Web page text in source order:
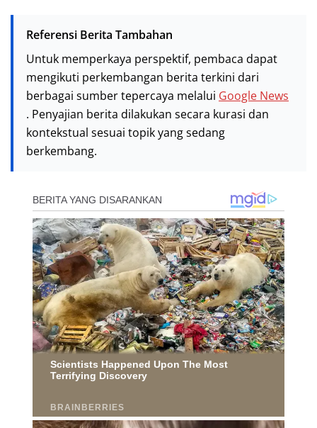
Referensi Berita Tambahan
Untuk memperkaya perspektif, pembaca dapat
mengikuti perkembangan berita terkini dari
berbagai sumber tepercaya melalui Google News
. Penyajian berita dilakukan secara kurasi dan
kontekstual sesuai topik yang sedang
berkembang.